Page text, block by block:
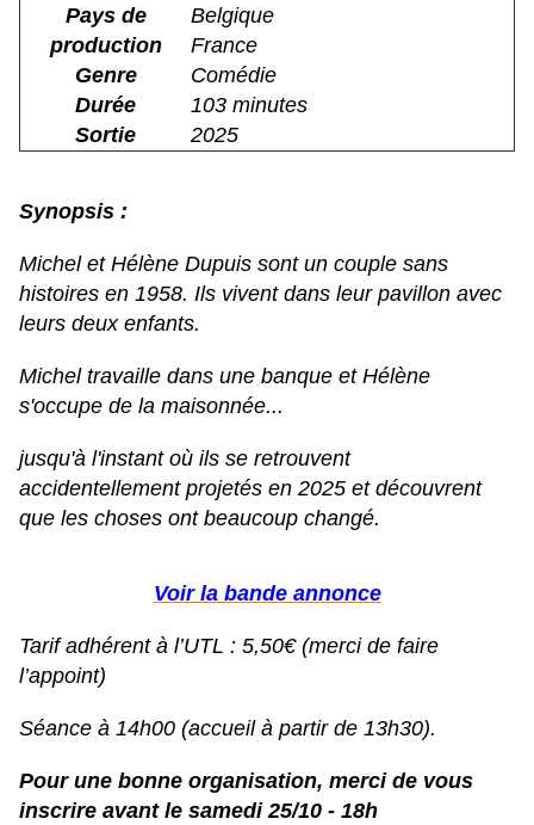
Pays de
production
Belgique
France
Genre
Comédie
Durée
103 minutes
Sortie
2025
Synopsis :
Michel et Hélène Dupuis sont un couple sans
histoires en 1958. Ils vivent dans leur pavillon avec
leurs deux enfants.
Michel travaille dans une banque et Hélène
s'occupe de la maisonnée...
jusqu'à l'instant où ils se retrouvent
accidentellement projetés en 2025 et découvrent
que les choses ont beaucoup changé.
Voir la bande annonce
Tarif adhérent à l’UTL : 5,50€ (merci de faire
l’appoint)
Séance à 14h00 (accueil à partir de 13h30).
Pour une bonne organisation, merci de vous
inscrire avant le samedi 25/10 - 18h